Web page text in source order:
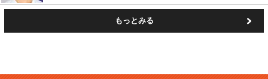
もっとみる